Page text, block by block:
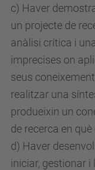
c) Haver
un projecte de
anàlisi crítica i
imprecises on
seus
realitzar una
produeixin un
de recerca en què
d) Haver
iniciar, gestionar i